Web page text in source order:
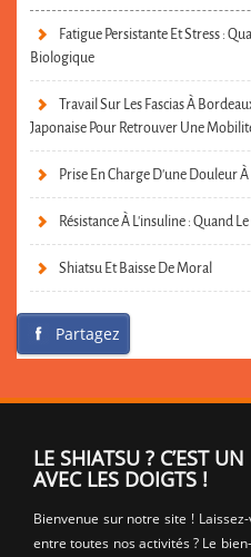
Fatigue Persistante Et Stress :
Biologique
Travail Sur Les Fascias À
Japonaise Pour Retrouver Une
Prise En Charge D’une Douleur À
Résistance À L’insuline : Quand
Shiatsu Et Baisse De Moral
Partagez
LE SHIATSU ? C’EST
AVEC LES DOIGTS !
Bienvenue sur notre site !
entre toutes nos activités ? Le